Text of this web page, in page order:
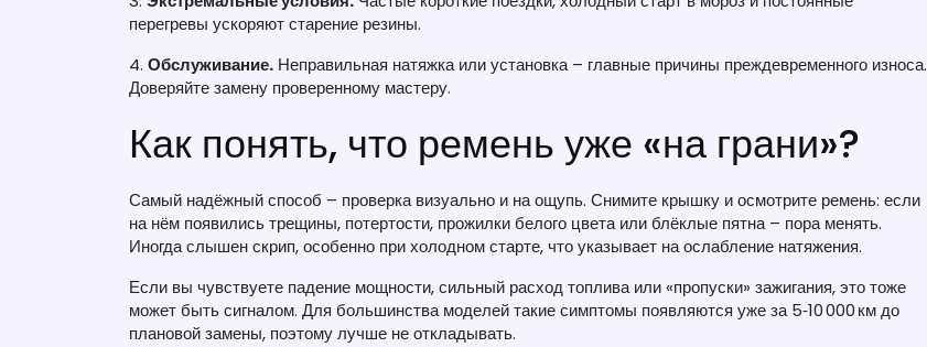
перегревы ускоряют старение резины.
4. Обслуживание. Неправильная натяжка или установка – главные причины преждевременного износа.
Доверяйте замену проверенному мастеру.
Как понять, что ремень уже «на грани»?
Самый надёжный способ – проверка визуально и на ощупь. Снимите крышку и осмотрите ремень: если
на нём появились трещины, потертости, прожилки белого цвета или блёклые пятна – пора менять.
Иногда слышен скрип, особенно при холодном старте, что указывает на ослабление натяжения.
Если вы чувствуете падение мощности, сильный расход топлива или «пропуски» зажигания, это тоже
может быть сигналом. Для большинства моделей такие симптомы появляются уже за 5‑10 000 км до
плановой замены, поэтому лучше не откладывать.